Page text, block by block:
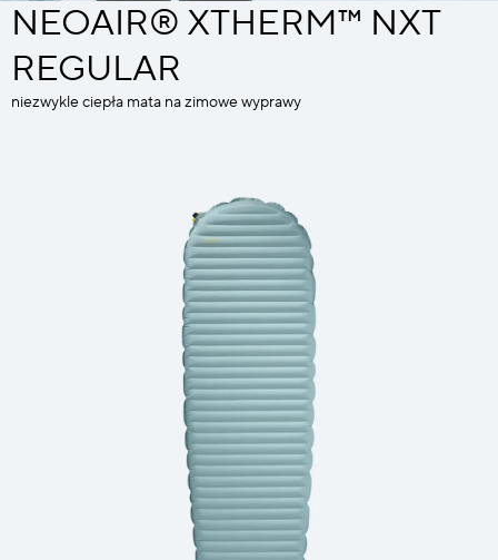
NEOAIR® XTHERM™ NXT
REGULAR
niezwykle ciepła mata na zimowe wyprawy